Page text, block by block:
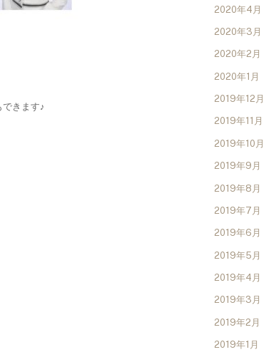
きます♪
2020年4月
2020年3月
2020年2月
2020年1月
2019年12月
2019年11月
2019年10月
2019年9月
2019年8月
2019年7月
2019年6月
2019年5月
2019年4月
2019年3月
2019年2月
2019年1月